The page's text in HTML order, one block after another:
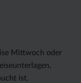
Mittwoch oder
ist.